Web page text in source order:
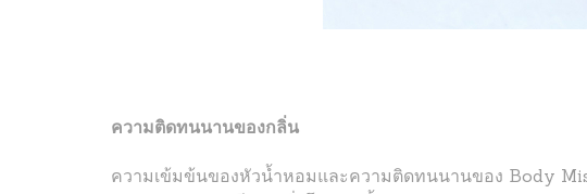
ความติดทนนานของกลิ่น
ความเข้มข้นของหัวน้ำหอมและความติดทนนานของ Body